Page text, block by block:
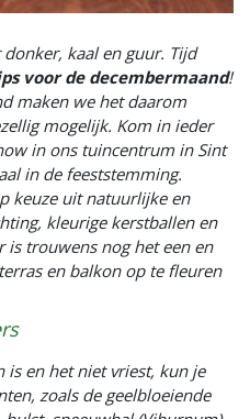
kaal en guur. Tijd
voor de decembermaand!
maken we het daarom
mogelijk. Kom in ieder
in ons tuincentrum in Sint
in de feeststemming.
keuze uit natuurlijke en
kleurige kerstballen en
is trouwens nog het een en
en balkon op te fleuren
is en het niet vriest, kun je
zoals de geelbloeiende